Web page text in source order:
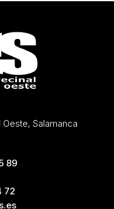
Oeste, Salamanca
89
72